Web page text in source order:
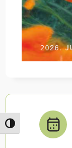
Nagy kontraszt